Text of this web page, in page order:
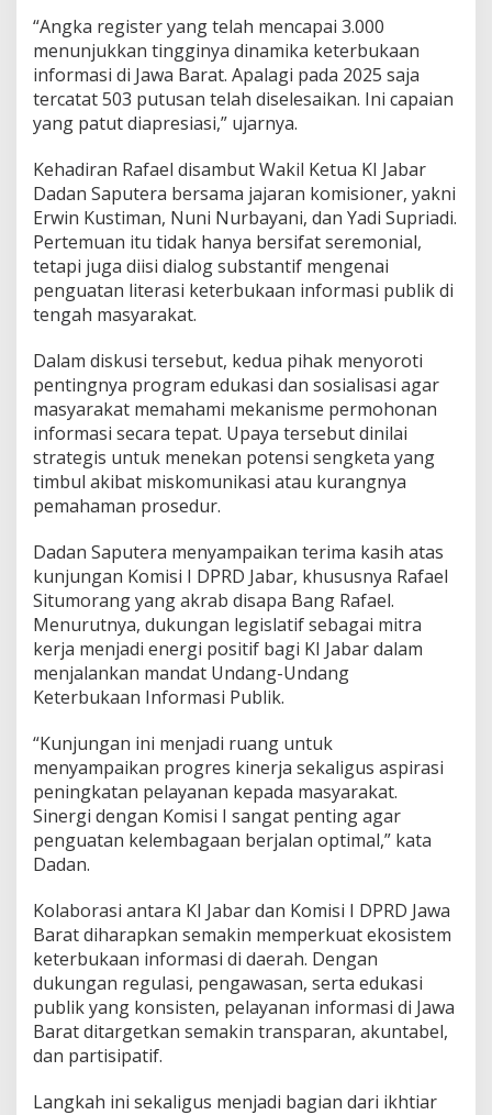
r
b
u
k
a
a
n
u
b
l
i
k
“Angka register yang telah mencapai 3.000
menunjukkan tingginya dinamika keterbukaan
informasi di Jawa Barat. Apalagi pada 2025 saja
tercatat 503 putusan telah diselesaikan. Ini capaian
yang patut diapresiasi,” ujarnya.
Kehadiran Rafael disambut Wakil Ketua KI Jabar
Dadan Saputera bersama jajaran komisioner, yakni
Erwin Kustiman, Nuni Nurbayani, dan Yadi Supriadi.
Pertemuan itu tidak hanya bersifat seremonial,
tetapi juga diisi dialog substantif mengenai
penguatan literasi keterbukaan informasi publik di
tengah masyarakat.
Dalam diskusi tersebut, kedua pihak menyoroti
pentingnya program edukasi dan sosialisasi agar
masyarakat memahami mekanisme permohonan
informasi secara tepat. Upaya tersebut dinilai
strategis untuk menekan potensi sengketa yang
timbul akibat miskomunikasi atau kurangnya
pemahaman prosedur.
Dadan Saputera menyampaikan terima kasih atas
kunjungan Komisi I DPRD Jabar, khususnya Rafael
Situmorang yang akrab disapa Bang Rafael.
Menurutnya, dukungan legislatif sebagai mitra
kerja menjadi energi positif bagi KI Jabar dalam
menjalankan mandat Undang-Undang
Keterbukaan Informasi Publik.
“Kunjungan ini menjadi ruang untuk
menyampaikan progres kinerja sekaligus aspirasi
peningkatan pelayanan kepada masyarakat.
Sinergi dengan Komisi I sangat penting agar
penguatan kelembagaan berjalan optimal,” kata
Dadan.
Kolaborasi antara KI Jabar dan Komisi I DPRD Jawa
Barat diharapkan semakin memperkuat ekosistem
keterbukaan informasi di daerah. Dengan
dukungan regulasi, pengawasan, serta edukasi
publik yang konsisten, pelayanan informasi di Jawa
Barat ditargetkan semakin transparan, akuntabel,
dan partisipatif.
Langkah ini sekaligus menjadi bagian dari ikhtiar